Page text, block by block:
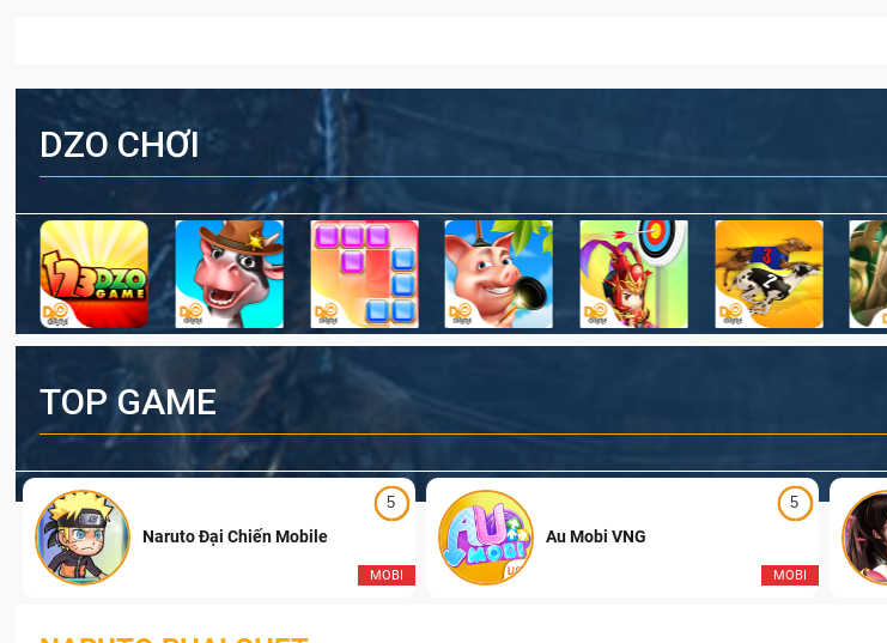
DZO CHƠI
TOP GAME
5
MOBI
Naruto Đại Chiến Mobile
5
MOBI
Au Mobi VNG